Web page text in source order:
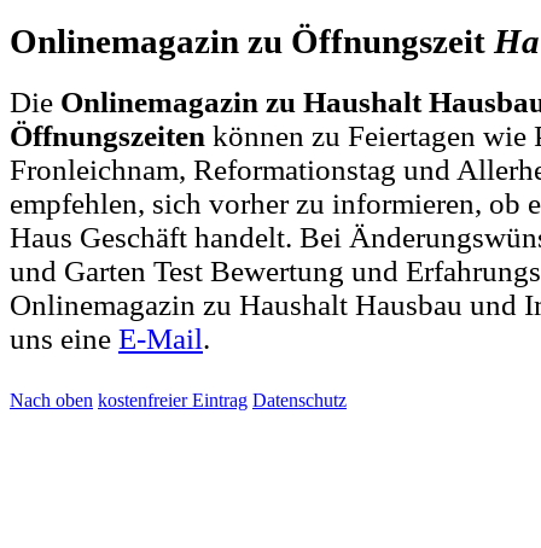
Onlinemagazin zu Öffnungszeit
Die Onlinemagazin zu Haushalt
Öffnungszeiten können zu Feiertagen wie
Fronleichnam, Reformationstag und
empfehlen, sich vorher zu informieren, ob
Haus Geschäft handelt. Bei
und Garten Test Bewertung und
Onlinemagazin zu Haushalt Hausbau und
uns eine E-Mail.
Nach oben kostenfreier Eintrag Datenschutz